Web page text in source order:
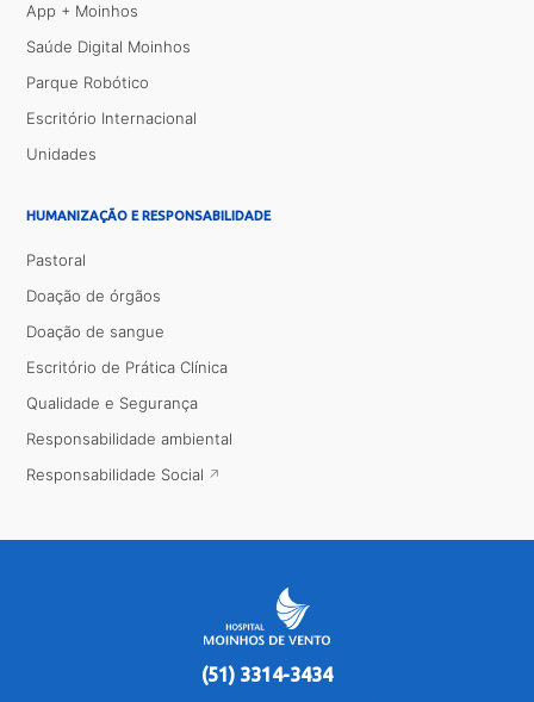
App + Moinhos
Saúde Digital Moinhos
Parque Robótico
Escritório Internacional
Unidades
HUMANIZAÇÃO E RESPONSABILIDADE
Pastoral
Doação de órgãos
Doação de sangue
Escritório de Prática Clínica
Qualidade e Segurança
Responsabilidade ambiental
Responsabilidade Social
(51) 3314-3434